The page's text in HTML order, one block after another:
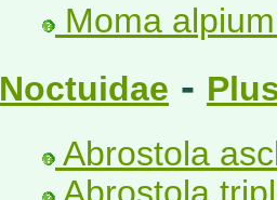
Moma
Noctuidae -
Abrostola
Abrostola